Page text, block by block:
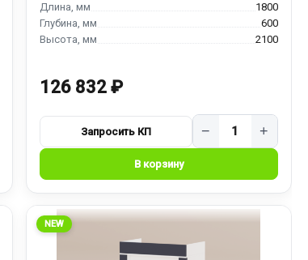
1800
600
2100
126 832 ₽
− +
NEW